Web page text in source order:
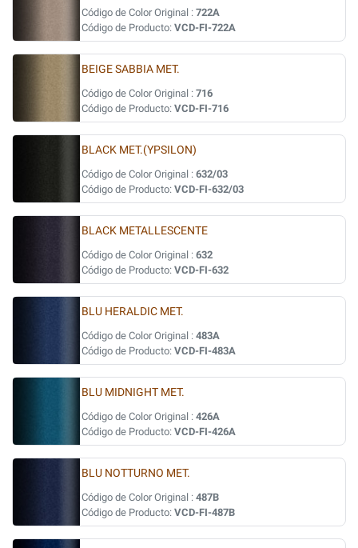
Código de Color Original : 722A
Código de Producto: VCD-FI-722A
BEIGE SABBIA MET.
Código de Color Original : 716
Código de Producto: VCD-FI-716
BLACK MET.(YPSILON)
Código de Color Original : 632/03
Código de Producto: VCD-FI-632/03
BLACK METALLESCENTE
Código de Color Original : 632
Código de Producto: VCD-FI-632
BLU HERALDIC MET.
Código de Color Original : 483A
Código de Producto: VCD-FI-483A
BLU MIDNIGHT MET.
Código de Color Original : 426A
Código de Producto: VCD-FI-426A
BLU NOTTURNO MET.
Código de Color Original : 487B
Código de Producto: VCD-FI-487B